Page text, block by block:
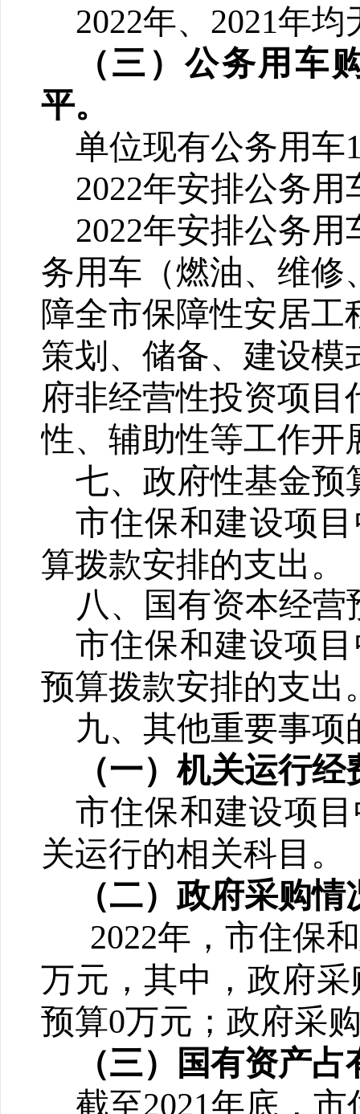
2022年、2021年均
（三）公务用车
平。
单位现有公务用车
2022年安排公务用
2022年安排公务用
务用车（燃油、维修
障全市保障性安居工
策划、储备、建设模
府非经营性投资项
性、辅助性等工作开
七、政府性基金预
市住保和建设项
算拨款安排的支出。
八、国有资本经营
市住保和建设项
预算拨款安排的支出
九、其他重要事项
（一）机关运行经
市住保和建设项
关运行的相关科目 。
（二）政府采购情
2022年， 市住保
万元，其中，政府
预算0万元；政府采
（三）
国有资产占
截至2021年底， 市